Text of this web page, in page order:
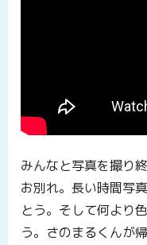
みんなと写真を撮り
お別れ。長い時間写
とう。そして何より
う。さのまるくんが